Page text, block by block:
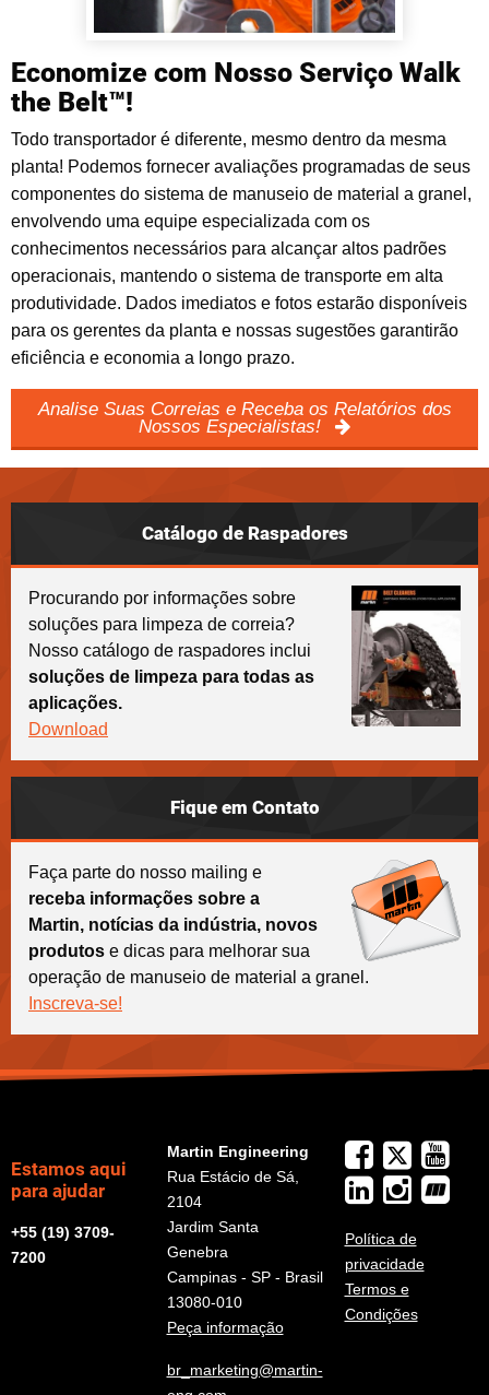
Economize com Nosso Serviço Walk
the Belt™!
Todo transportador é diferente, mesmo dentro da mesma
planta! Podemos fornecer avaliações programadas de seus
componentes do sistema de manuseio de material a granel,
envolvendo uma equipe especializada com os
conhecimentos necessários para alcançar altos padrões
operacionais, mantendo o sistema de transporte em alta
produtividade. Dados imediatos e fotos estarão disponíveis
para os gerentes da planta e nossas sugestões garantirão
eficiência e economia a longo prazo.
Analise Suas Correias e Receba os Relatórios dos
Nossos Especialistas!
Catálogo de Raspadores
Procurando por informações sobre
soluções para limpeza de correia?
Nosso catálogo de raspadores inclui
soluções de limpeza para todas as
aplicações.
Download
Fique em Contato
Faça parte do nosso mailing e
receba informações sobre a
Martin, notícias da indústria, novos
produtos e dicas para melhorar sua
operação de manuseio de material a granel.
Inscreva-se!
Estamos aqui
para ajudar
+55 (19) 3709-
7200
Martin Engineering
Rua Estácio de Sá,
2104
Jardim Santa
Genebra
Campinas - SP - Brasil
13080-010
Peça informação
br_marketing@martin-
Política de
privacidade
Termos e
Condições